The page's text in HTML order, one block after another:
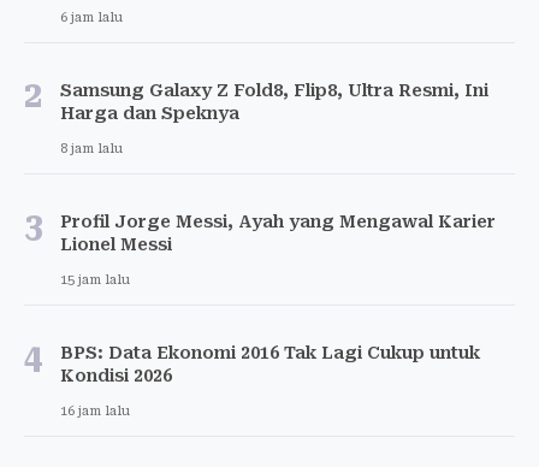
6 jam lalu
2
Samsung Galaxy Z Fold8, Flip8, Ultra Resmi, Ini
Harga dan Speknya
8 jam lalu
3
Profil Jorge Messi, Ayah yang Mengawal Karier
Lionel Messi
15 jam lalu
4
BPS: Data Ekonomi 2016 Tak Lagi Cukup untuk
Kondisi 2026
16 jam lalu